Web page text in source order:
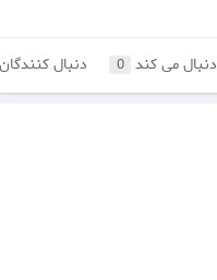
دنبال می کند 0 دنبال